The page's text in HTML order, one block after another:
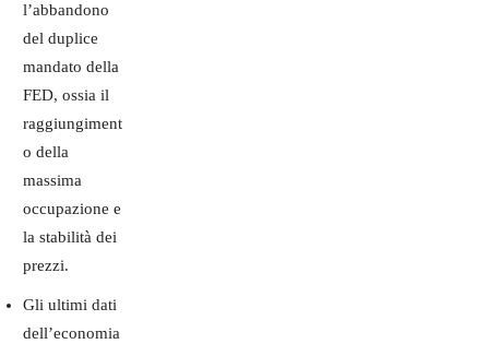
l’abbandono
del duplice
mandato della
FED, ossia il
raggiungiment
o della
massima
occupazione e
la stabilità dei
prezzi.
Gli ultimi dati
dell’economia